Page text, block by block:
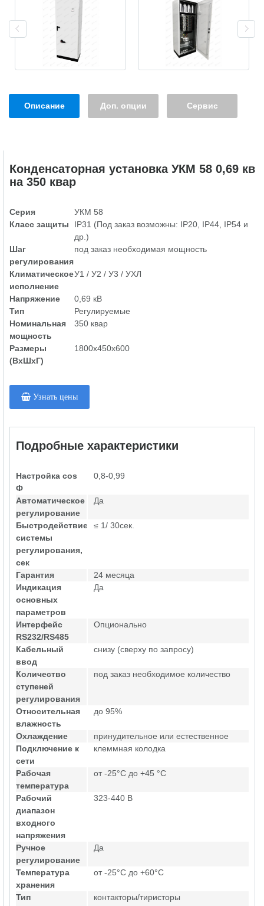
Описание Доп. опции Сервис
Конденсаторная установка УКМ 58 0,69 кв
на 350 квар
Серия
УКМ 58
Класс защиты
IP31 (Под заказ возможны: IP20, IP44, IP54 и
др.)
Шаг
регулирования
под заказ необходимая мощность
Климатическое
исполнение
У1 / У2 / У3 / УХЛ
Напряжение
0,69 кВ
Тип
Регулируемые
Номинальная
мощность
350 квар
Размеры
(ВхШхГ)
1800х450х600
Узнать цены
Подробные характеристики
Настройка cos
Ф
0,8-0,99
Автоматическое
регулирование
Да
Быстродействие
системы
регулирования,
сек
≤ 1/ 30сек.
Гарантия
24 месяца
Индикация
основных
параметров
Да
Интерфейс
RS232/RS485
Опционально
Кабельный
ввод
снизу (сверху по запросу)
Количество
ступеней
регулирования
под заказ необходимое количество
Относительная
влажность
до 95%
Охлаждение
принудительное или естественное
Подключение к
сети
клеммная колодка
Рабочая
температура
от -25°C до +45 °C
Рабочий
диапазон
входного
напряжения
323-440 В
Ручное
регулирование
Да
Температура
хранения
от -25°C до +60°C
Тип
контакторы/тиристоры